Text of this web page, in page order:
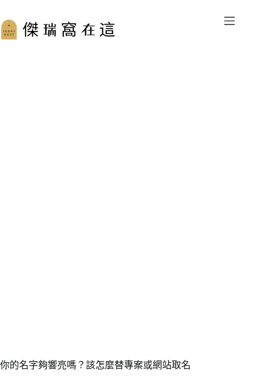
至
主
你的名字夠響亮嗎？該怎麼替專案或網站取名